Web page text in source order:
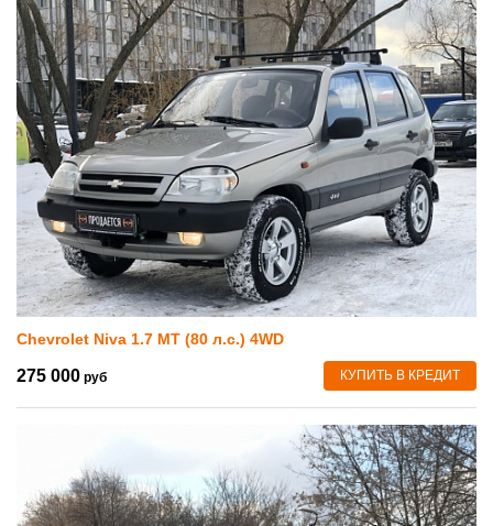
Chevrolet Niva 1.7 MT (80 л.с.) 4WD
275 000 руб КУПИТЬ В КРЕДИТ